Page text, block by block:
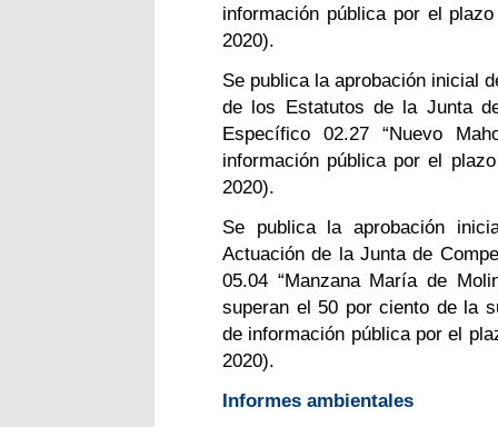
información pública por el
2020).
Se publica la aprobación inicial
de los Estatutos de la Junta
Específico 02.27 “Nuevo
información pública por el
2020).
Se publica la aprobación
Actuación de la Junta de
05.04 “Manzana María de
superan el 50 por ciento de la
de información pública por el
2020).
Informes ambientales